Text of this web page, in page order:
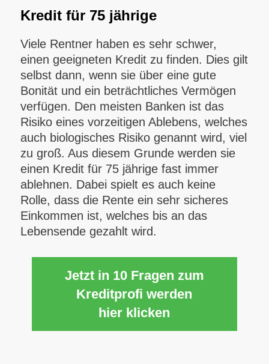
Kredit für 75 jährige
Viele Rentner haben es sehr schwer,
einen geeigneten Kredit zu finden. Dies gilt
selbst dann, wenn sie über eine gute
Bonität und ein beträchtliches Vermögen
verfügen. Den meisten Banken ist das
Risiko eines vorzeitigen Ablebens, welches
auch biologisches Risiko genannt wird, viel
zu groß. Aus diesem Grunde werden sie
einen Kredit für 75 jährige fast immer
ablehnen. Dabei spielt es auch keine
Rolle, dass die Rente ein sehr sicheres
Einkommen ist, welches bis an das
Lebensende gezahlt wird.
Jetzt in 10 Fragen zum
Kreditprofi werden
hier klicken